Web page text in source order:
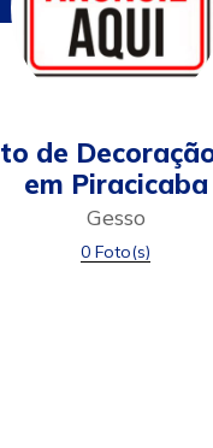
de
em Piracicaba
Gesso
0 Foto(s)